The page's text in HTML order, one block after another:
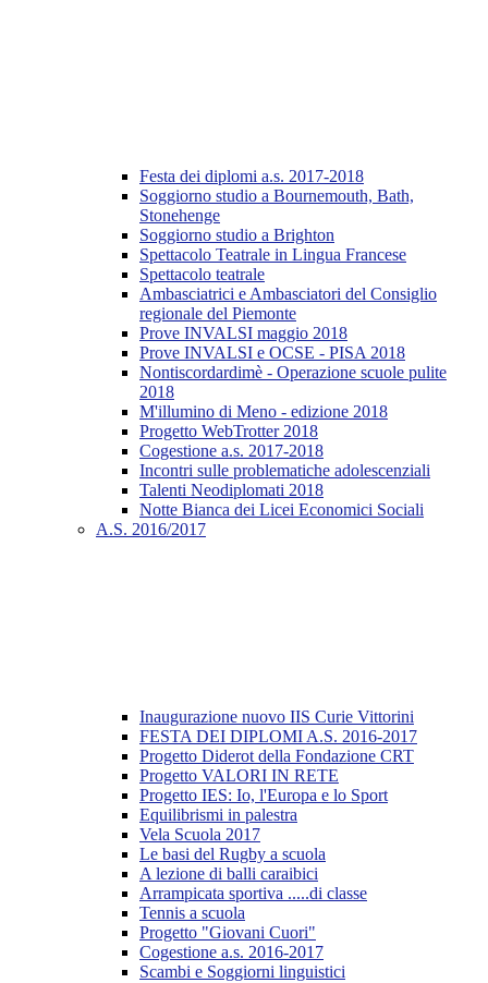
Festa dei diplomi a.s. 2017-2018
Soggiorno studio a Bournemouth, Bath,
Stonehenge
Soggiorno studio a Brighton
Spettacolo Teatrale in Lingua Francese
Spettacolo teatrale
Ambasciatrici e Ambasciatori del Consiglio
regionale del Piemonte
Prove INVALSI maggio 2018
Prove INVALSI e OCSE - PISA 2018
Nontiscordardimè - Operazione scuole pulite
2018
M'illumino di Meno - edizione 2018
Progetto WebTrotter 2018
Cogestione a.s. 2017-2018
Incontri sulle problematiche adolescenziali
Talenti Neodiplomati 2018
Notte Bianca dei Licei Economici Sociali
A.S. 2016/2017
Inaugurazione nuovo IIS Curie Vittorini
FESTA DEI DIPLOMI A.S. 2016-2017
Progetto Diderot della Fondazione CRT
Progetto VALORI IN RETE
Progetto IES: Io, l'Europa e lo Sport
Equilibrismi in palestra
Vela Scuola 2017
Le basi del Rugby a scuola
A lezione di balli caraibici
Arrampicata sportiva .....di classe
Tennis a scuola
Progetto "Giovani Cuori"
Cogestione a.s. 2016-2017
Scambi e Soggiorni linguistici